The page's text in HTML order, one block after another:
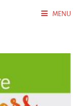
MENU